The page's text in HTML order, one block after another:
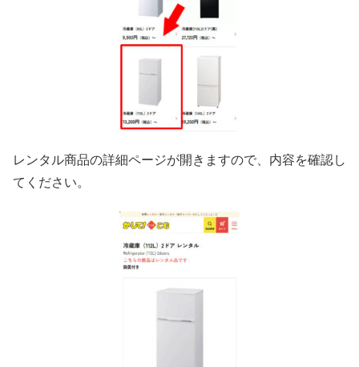
レンタル商品の詳細ページが開きますので、内容を確認し
てください。